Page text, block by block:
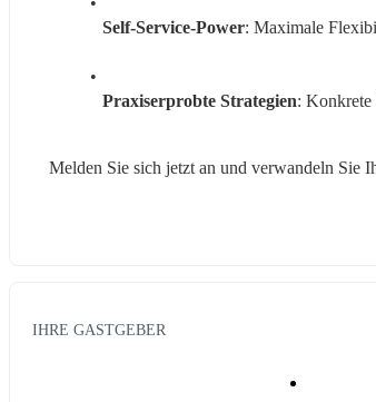
Self-Service-Power: Maximale
Praxiserprobte Strategien: Konkrete
Melden Sie sich jetzt an und verwandeln Sie
IHRE GASTGEBER